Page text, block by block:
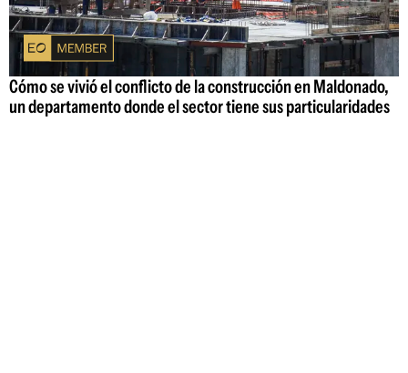
Cómo se vivió el conflicto de la construcción en Maldonado,
un departamento donde el sector tiene sus particularidades